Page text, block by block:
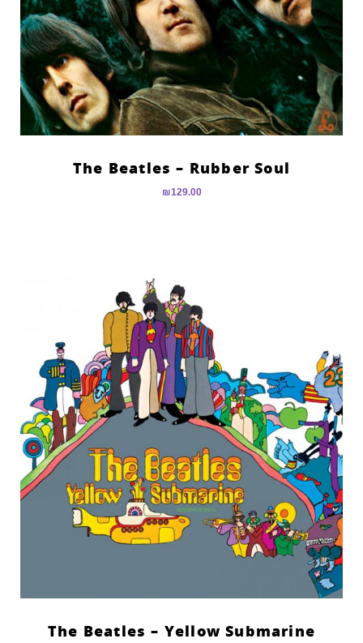
The Beatles – Rubber Soul
₪129.00
The Beatles – Yellow Submarine